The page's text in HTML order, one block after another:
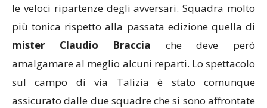
le veloci ripartenze degli avversari. Squadra molto
più tonica rispetto alla passata edizione quella di
mister Claudio Braccia che deve però
amalgamare al meglio alcuni reparti. Lo spettacolo
sul campo di via Talizia è stato comunque
assicurato dalle due squadre che si sono affrontate